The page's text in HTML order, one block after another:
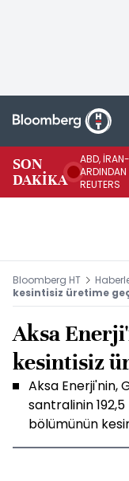
SON
DAKİKA
ABD,
REUTERS
Bloomberg HT
kesintisiz üretime
Aksa
kesintisiz
Aksa Enerji'nin,
santralinin
bölümünün